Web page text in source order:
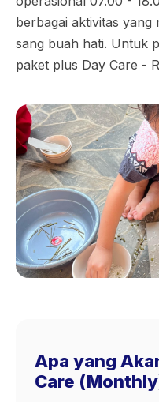
berbagai aktivitas
sang buah hati. Untuk
paket plus Day Care -
Apa yang
Care